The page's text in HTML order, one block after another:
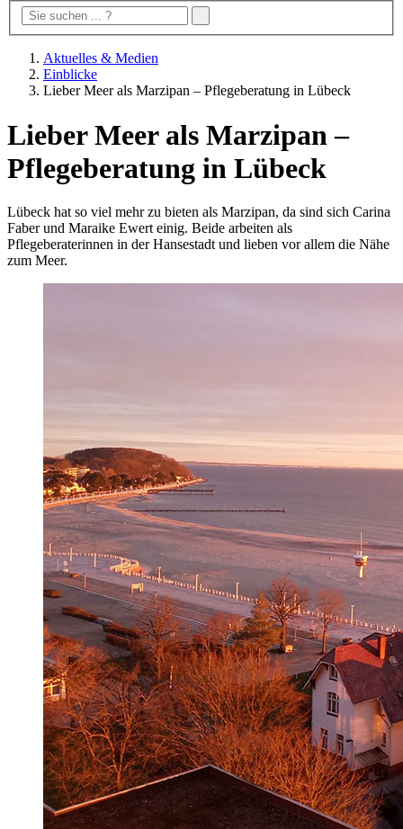
Aktuelles & Medien
Einblicke
Lieber Meer als Marzipan – Pflegeberatung in Lübeck
Lieber Meer als Marzipan –
Pflegeberatung in Lübeck
Lübeck hat so viel mehr zu bieten als Marzipan, da sind sich Carina
Faber und Maraike Ewert einig. Beide arbeiten als
Pflegeberaterinnen in der Hansestadt und lieben vor allem die Nähe
zum Meer.